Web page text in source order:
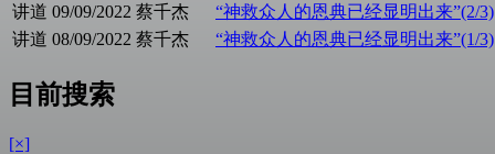
讲道 09/09/2022 蔡千杰
“神救众人的恩典已经显明出来”(2/3)
讲道 08/09/2022 蔡千杰 “神救众人的恩典已经显明出来”(1/3)
目前搜索
[×]